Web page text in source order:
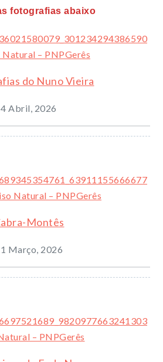
fotografias abaixo
do Nuno Vieira
4 Abril, 2026
Montês
Março, 2026